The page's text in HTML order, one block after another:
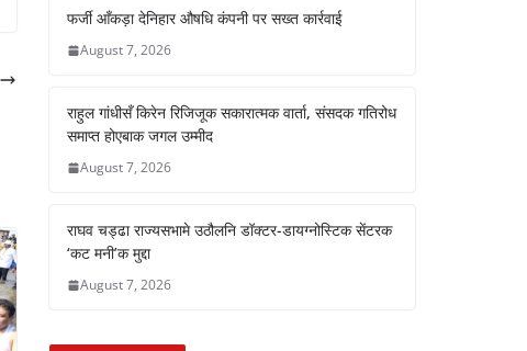
फर्जी आँकड़ा देनिहार औषधि कंपनी पर सख्त कार्रवाई
August 7, 2026
राहुल गांधीसँ किरेन रिजिजूक सकारात्मक वार्ता, संसदक गतिरोध
समाप्त होएबाक जगल उम्मीद
August 7, 2026
राघव चड्ढा राज्यसभामे उठौलनि डॉक्टर-डायग्नोस्टिक सेंटरक
‘कट मनी’क मुद्दा
August 7, 2026